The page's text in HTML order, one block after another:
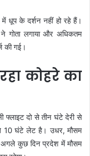
धूप के दर्शन नहीं हो रहे हैं।
गोता लगाया और अधिकतम
की गई।
कोहरे का
फ्लाइट दो से तीन घंटे देरी से
10 घंटे लेट है। उधर, मौसम
अगले कुछ दिन प्रदेश में मौसम